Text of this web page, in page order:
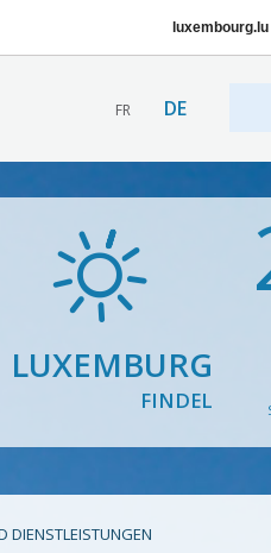
luxembourg.lu
FR DE
LUXEMBURG
FINDEL
DIENSTLEISTUNGEN